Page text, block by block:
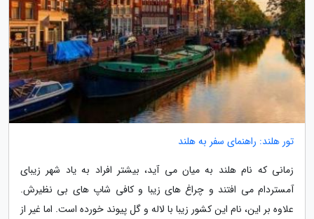
تور هلند: راهنمای سفر به هلند
زمانی که نام هلند به میان می آید، بیشتر افراد به یاد شهر زیبای
آمستردام می افتند و چراغ های زیبا و کافی شاپ های بی نظیرش.
علاوه بر این، نام این کشور زیبا با لاله و گل پیوند خورده است. اما غیر از